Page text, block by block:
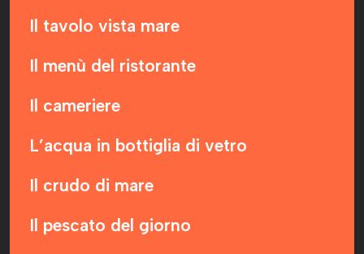
Il tavolo vista mare
Il menù del ristorante
Il cameriere
L’acqua in bottiglia di vetro
Il crudo di mare
Il pescato del giorno